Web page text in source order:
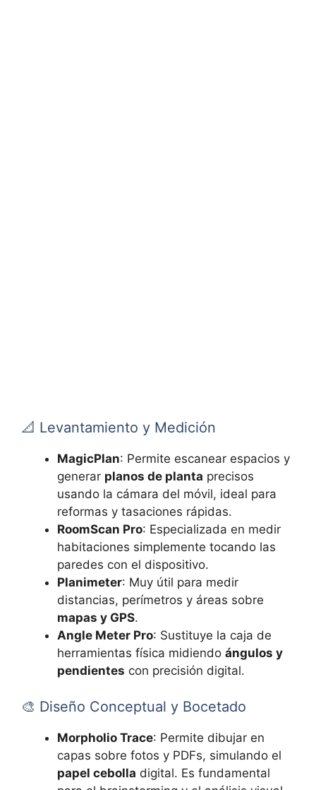
📐 Levantamiento y Medición
MagicPlan: Permite escanear espacios y
generar planos de planta precisos
usando la cámara del móvil, ideal para
reformas y tasaciones rápidas.
RoomScan Pro: Especializada en medir
habitaciones simplemente tocando las
paredes con el dispositivo.
Planimeter: Muy útil para medir
distancias, perímetros y áreas sobre
mapas y GPS.
Angle Meter Pro: Sustituye la caja de
herramientas física midiendo ángulos y
pendientes con precisión digital.
🎨 Diseño Conceptual y Bocetado
Morpholio Trace: Permite dibujar en
capas sobre fotos y PDFs, simulando el
papel cebolla digital. Es fundamental